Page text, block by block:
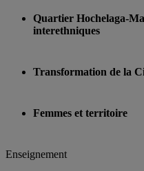
Quartier Hochelaga-
interethniques
Transformation de la
Femmes et territoire
Enseignement